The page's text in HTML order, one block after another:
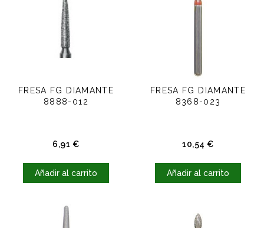
FRESA FG DIAMANTE
8888-012
6,91 €Precio
Añadir al carrito
FRESA FG DIAMANTE
8368-023
10,54 €Precio
Añadir al carrito